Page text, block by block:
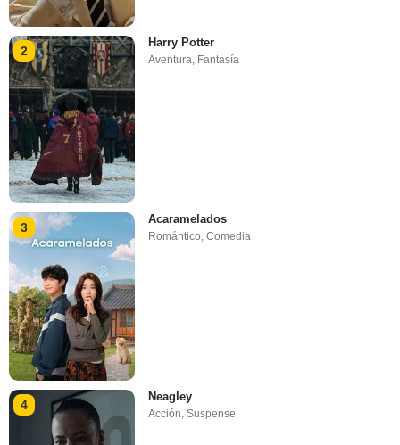
2
Harry Potter
Aventura, Fantasía
3
Acaramelados
Romántico,Comedia
4
Neagley
Acción ,Suspense